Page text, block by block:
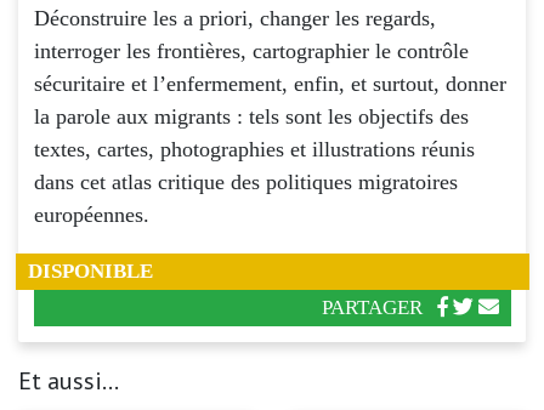
Déconstruire les a priori, changer les regards,
interroger les frontières, cartographier le contrôle
sécuritaire et l’enfermement, enfin, et surtout, donner
la parole aux migrants : tels sont les objectifs des
textes, cartes, photographies et illustrations réunis
dans cet atlas critique des politiques migratoires
européennes.
DISPONIBLE
PARTAGER
Et aussi...